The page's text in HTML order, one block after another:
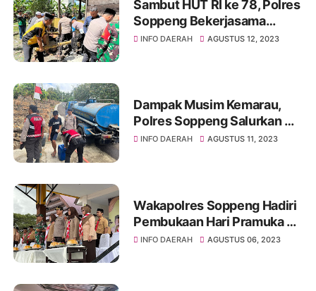
Sambut HUT RI ke 78, Polres
Soppeng Bekerjasama
Baznas Soppeng Bedah
INFO DAERAH AGUSTUS 12, 2023
Dampak Musim Kemarau,
Polres Soppeng Salurkan Air
Bersih Kepada Warga
INFO DAERAH AGUSTUS 11, 2023
Wakapolres Soppeng Hadiri
Pembukaan Hari Pramuka ke
62 Kwartir Cabang Soppeng
INFO DAERAH AGUSTUS 06, 2023